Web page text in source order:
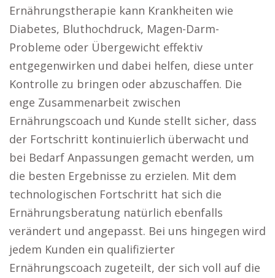
Ernährungstherapie kann Krankheiten wie
Diabetes, Bluthochdruck, Magen-Darm-
Probleme oder Übergewicht effektiv
entgegenwirken und dabei helfen, diese unter
Kontrolle zu bringen oder abzuschaffen. Die
enge Zusammenarbeit zwischen
Ernährungscoach und Kunde stellt sicher, dass
der Fortschritt kontinuierlich überwacht und
bei Bedarf Anpassungen gemacht werden, um
die besten Ergebnisse zu erzielen. Mit dem
technologischen Fortschritt hat sich die
Ernährungsberatung natürlich ebenfalls
verändert und angepasst. Bei uns hingegen wird
jedem Kunden ein qualifizierter
Ernährungscoach zugeteilt, der sich voll auf die